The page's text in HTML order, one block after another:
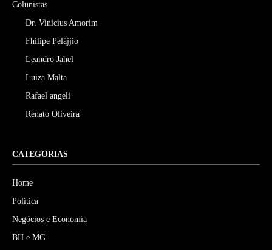
Colunistas
Dr. Vinicius Amorim
Fhilipe Pelájjio
Leandro Jahel
Luiza Malta
Rafael angeli
Renato Oliveira
CATEGORIAS
Home
Política
Negócios e Economia
BH e MG